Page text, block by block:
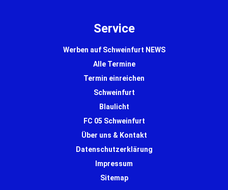
Service
Werben auf Schweinfurt NEWS
Alle Termine
Termin einreichen
Schweinfurt
Blaulicht
FC 05 Schweinfurt
Über uns & Kontakt
Datenschutzerklärung
Impressum
Sitemap